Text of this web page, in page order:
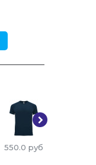
550.0 руб